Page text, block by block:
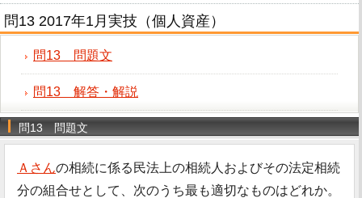
問13 2017年1月実技（個人資産）
問13 問題文
問13 解答・解説
問13 問題文
Ａさんの相続に係る民法上の相続人およびその法定相続
分の組合せとして、次のうち最も適切なものはどれか。